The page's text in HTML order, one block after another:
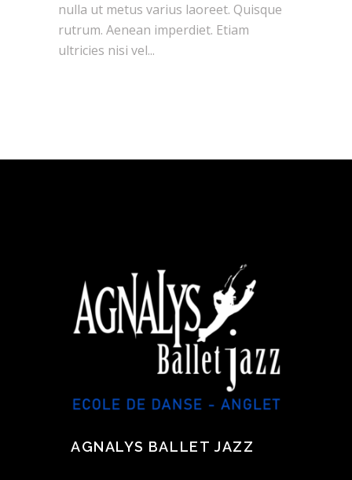
nulla ut metus varius laoreet. Quisque
rutrum. Aenean imperdiet. Etiam
ultricies nisi vel...
AGNALYS BALLET JAZZ